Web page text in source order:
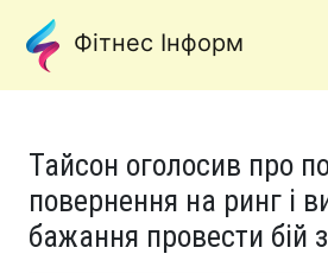
Фітнес Інформ
Тайсон оголосив про
повернення на ринг і
бажання провести бій